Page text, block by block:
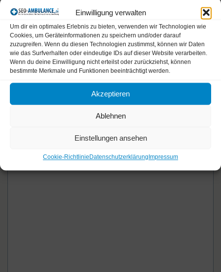
Einwilligung verwalten
Um dir ein optimales Erlebnis zu bieten, verwenden wir Technologien wie
Cookies, um Geräteinformationen zu speichern und/oder darauf
zuzugreifen. Wenn du diesen Technologien zustimmst, können wir Daten
wie das Surfverhalten oder eindeutige IDs auf dieser Website verarbeiten.
Wenn du deine Einwilligung nicht erteilst oder zurückziehst, können
bestimmte Merkmale und Funktionen beeinträchtigt werden.
Akzeptieren
Ablehnen
Einstellungen ansehen
Cookie-Richtlinie Datenschutzerklärung Impressum
Ideal ist es, wenn im Linktext sowohl der lokale wie der
fachliche Bezug zum Ausdruck kommen.
Kategorien
SEO Blog
Google+: Die soziale Webseiten-Bewertung wird immer
wichtiger